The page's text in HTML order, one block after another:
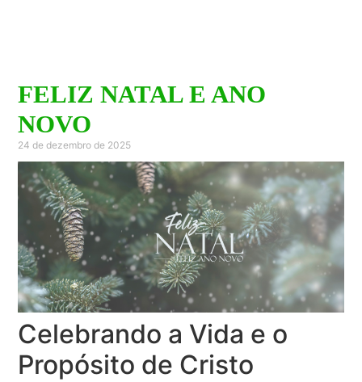
FELIZ NATAL E ANO
NOVO
24 de dezembro de 2025
Celebrando a Vida e o
Propósito de Cristo